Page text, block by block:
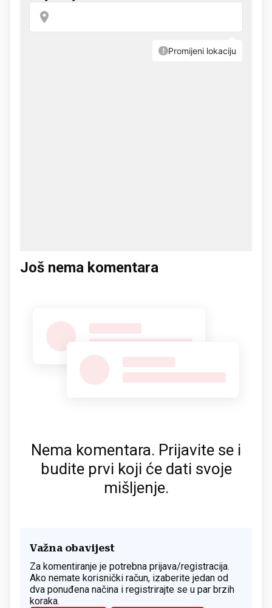
Još nema komentara
Nema komentara. Prijavite se i
budite prvi koji će dati svoje
mišljenje.
Važna obavijest
Za komentiranje je potrebna prijava/registracija.
Ako nemate korisnički račun, izaberite jedan od
dva ponuđena načina i registrirajte se u par brzih
koraka.